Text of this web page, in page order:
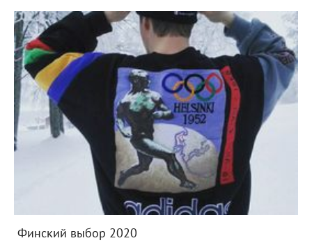
Финский выбор 2020